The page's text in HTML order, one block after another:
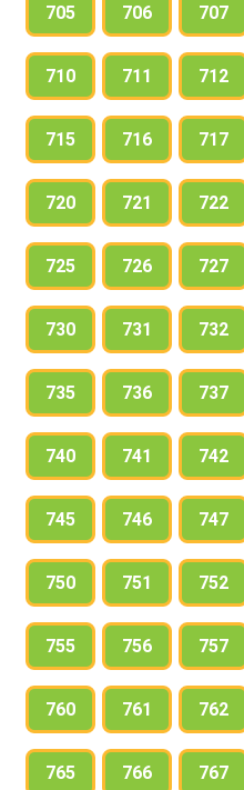
705 706 707
710 711 712
715 716 717
720 721 722
725 726 727
730 731 732
735 736 737
740 741 742
745 746 747
750 751 752
755 756 757
760 761 762
765 766 767